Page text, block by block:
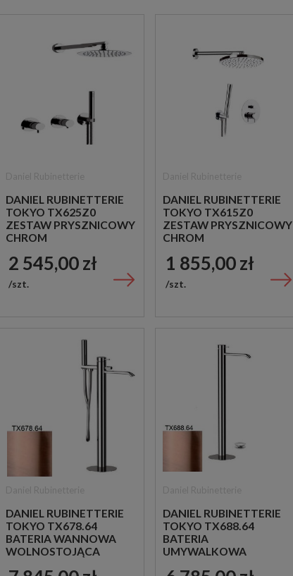
DANIEL RUBINETTERIE
TOKYO TX625Z0
ZESTAW PRYSZNICOWY
CHROM
2 545,00 zł
szt.
DANIEL RUBINETTERIE
TOKYO TX615Z0
ZESTAW PRYSZNICOWY
CHROM
1 855,00 zł
szt.
DANIEL RUBINETTERIE
TOKYO TX678.64
BATERIA WANNOWA
WOLNOSTOJĄCA
DANIEL RUBINETTERIE
TOKYO TX688.64
BATERIA
UMYWALKOWA